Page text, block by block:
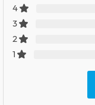
4
3
2
1